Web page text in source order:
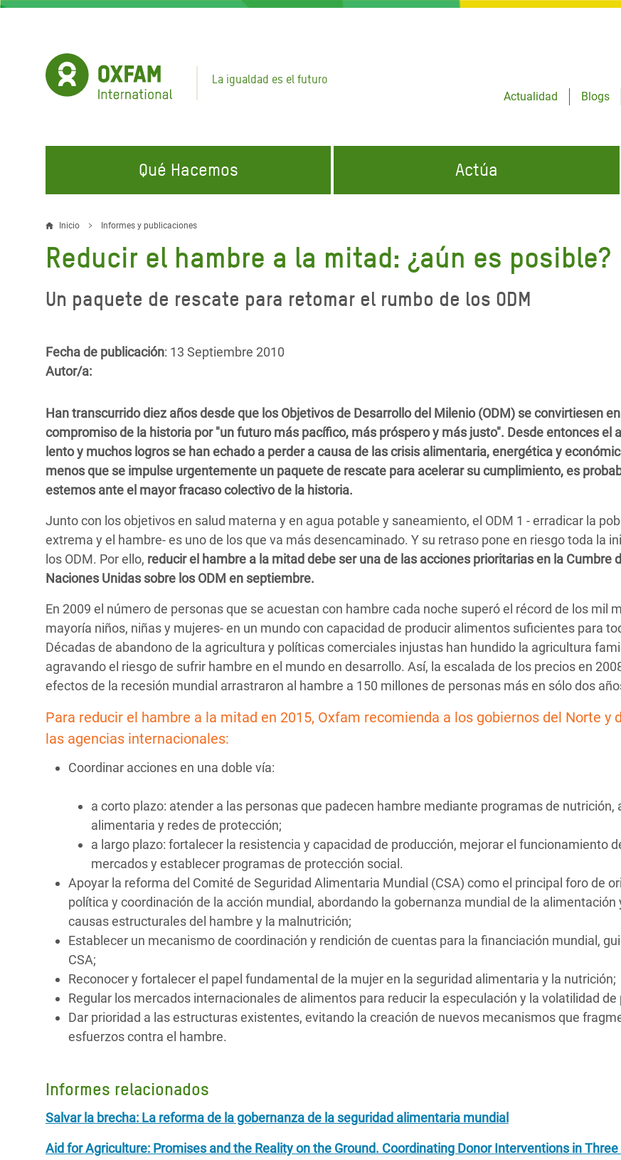
Pasar
La igualdad es el futuro
Actualidad
Blogs
Qué Hacemos
EN QUÉ TRABAJAMOS
Agua y Servicios de
Saneamiento
Alimentación, Crisis Climática,
Conflictos y Desastres
Desigualdad Extrema y
Inequality and Rights in a
Digital Age
Gender, Rights, and Justice
Gaza Crisis Appeal
Líbano
Crisis de Refugiados Rohinyá
en Bangladesh
Crisis en Siria
CONÓCENOS
Actúa
ÚNETE A NUESTRAS CAMPAÑAS
Climate Justice
Únete a Nuestra Comunidad para
Erradiquemos el Sufrimiento Humano que
se Oculta tras los Alimentos
¡Basta! Acabemos con las violencias contra
mujeres y niñas
Sobrescribir
enlaces
de
a
navegación
Inicio Informes y publicaciones
Reducir el hambre a la mitad: ¿aún es posible?
Un paquete de rescate para retomar el rumbo de los ODM
Fecha de publicación: 13 Septiembre 2010
Autor/a:
Han transcurrido diez años desde que los Objetivos de Desarrollo del Milenio (ODM) se convirtiesen
compromiso de la historia por "un futuro más pacífico, más próspero y más justo". Desde entonces el
lento y muchos logros se han echado a perder a causa de las crisis alimentaria, energética y
menos que se impulse urgentemente un paquete de rescate para acelerar su cumplimiento, es
estemos ante el mayor fracaso colectivo de la historia.
Junto con los objetivos en salud materna y en agua potable y saneamiento, el ODM 1 - erradicar la
extrema y el hambre- es uno de los que va más desencaminado. Y su retraso pone en riesgo toda la
los ODM. Por ello, reducir el hambre a la mitad debe ser una de las acciones prioritarias en la Cumbre
Naciones Unidas sobre los ODM en septiembre.
En 2009 el número de personas que se acuestan con hambre cada noche superó el récord de los mil
mayoría niños, niñas y mujeres- en un mundo con capacidad de producir alimentos suficientes para
Décadas de abandono de la agricultura y políticas comerciales injustas han hundido la agricultura
agravando el riesgo de sufrir hambre en el mundo en desarrollo. Así, la escalada de los precios en
efectos de la recesión mundial arrastraron al hambre a 150 millones de personas más en sólo dos
Para reducir el hambre a la mitad en 2015, Oxfam recomienda a los gobiernos del Norte y
las agencias internacionales:
Coordinar acciones en una doble vía:
a corto plazo: atender a las personas que padecen hambre mediante programas de nutrición,
alimentaria y redes de protección;
a largo plazo: fortalecer la resistencia y capacidad de producción, mejorar el funcionamiento
mercados y establecer programas de protección social.
Apoyar la reforma del Comité de Seguridad Alimentaria Mundial (CSA) como el principal foro de
política y coordinación de la acción mundial, abordando la gobernanza mundial de la alimentación
causas estructurales del hambre y la malnutrición;
Establecer un mecanismo de coordinación y rendición de cuentas para la financiación mundial,
CSA;
Reconocer y fortalecer el papel fundamental de la mujer en la seguridad alimentaria y la nutrición;
Regular los mercados internacionales de alimentos para reducir la especulación y la volatilidad de
Dar prioridad a las estructuras existentes, evitando la creación de nuevos mecanismos que
esfuerzos contra el hambre.
Informes relacionados
Salvar la brecha: La reforma de la gobernanza de la seguridad alimentaria mundial
Aid for Agriculture: Promises and the Reality on the Ground. Coordinating Donor Interventions in